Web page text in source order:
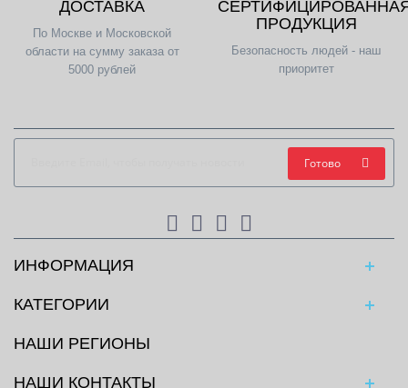
ДОСТАВКА
По Москве и Московской
области на сумму заказа от
5000 рублей
ПРОДУКЦИЯ
Безопасность людей - наш
приоритет
Готово
ИНФОРМАЦИЯ
КАТЕГОРИИ
НАШИ РЕГИОНЫ
НАШИ КОНТАКТЫ